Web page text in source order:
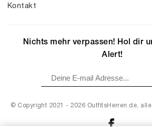
Kontakt
© Copyright 2021 - 2026 OutfitsHerren.de, alle
Nichts mehr verpassen! Hol dir
Alert!